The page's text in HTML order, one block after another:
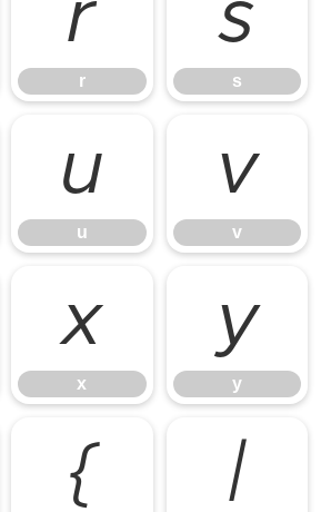
r
r
s
s
u
u
v
v
x
x
y
y
{ |